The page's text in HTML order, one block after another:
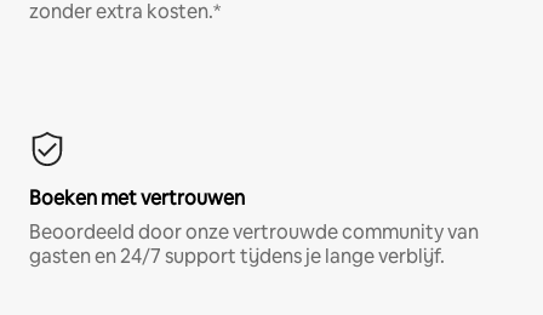
zonder extra kosten.*
Boeken met vertrouwen
Beoordeeld door onze vertrouwde community van
gasten en 24/7 support tijdens je lange verblijf.